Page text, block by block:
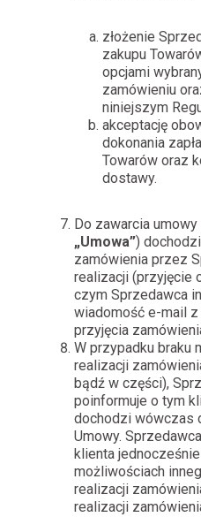
złożenie
zakupu
opcjami
zamówieniu
niniejszym
akceptację
dokonania
Towarów oraz
dostawy.
Do zawarcia
„Umowa”)
zamówienia przez
realizacji (przyjęcie
czym Sprzedawca
wiadomość e-mail
przyjęcia
W przypadku braku
realizacji
bądź w części),
poinformuje o tym
dochodzi wówczas
Umowy.
klienta
możliwościach
realizacji
realizacji